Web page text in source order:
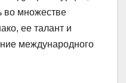
во множестве
ее талант и
международного